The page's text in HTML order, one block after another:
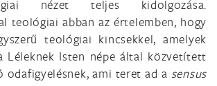
nézet teljes kidolgozása.
teológiai abban az értelemben, hogy
teológiai kincsekkel, amelyek
Léleknek Isten népe által közvetített
odafigyelésnek, ami teret ad a sensus